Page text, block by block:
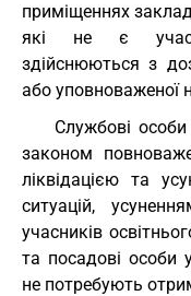
приміщеннях
які не є
здійснюються з
або уповноваженої
Службові
законом
ліквідацією та
ситуацій,
учасників
та посадові особи
не потребують